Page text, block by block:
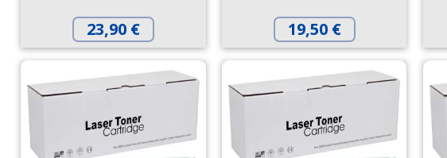
23,90 € 19,50 €